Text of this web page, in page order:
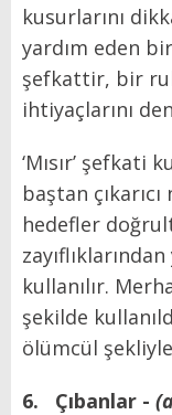
kusurlarını
yardım eden
şefkattir, bir
ihtiyaçlarını
‘Mısır’ şefkati
baştan
hedefler
kullanılır.
şekilde
ölümcül
6. Çıbanlar -